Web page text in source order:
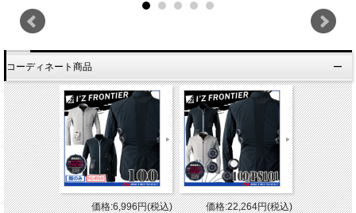
コーディネート商品
価格:6,996円(税込) 価格:22,264円(税込)